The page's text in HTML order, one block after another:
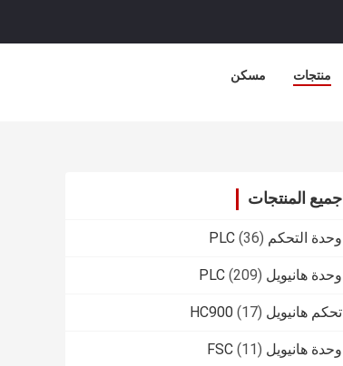
مسكن منتجات
جميع المنتجات
وحدة التحكم PLC (36)
وحدة هانيويل PLC (209)
تحكم هانيويل HC900 (17)
وحدة هانيويل FSC (11)